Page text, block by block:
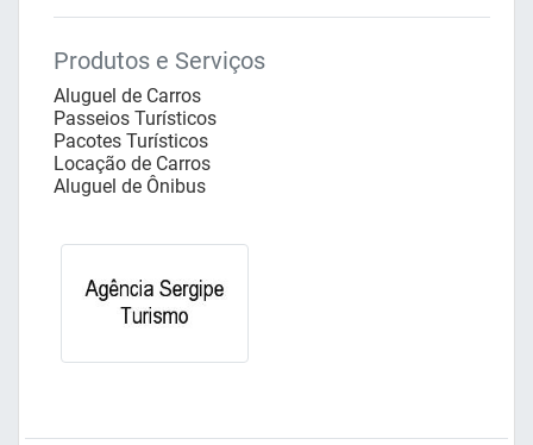
Produtos e Serviços
Aluguel de Carros
Passeios Turísticos
Pacotes Turísticos
Locação de Carros
Aluguel de Ônibus